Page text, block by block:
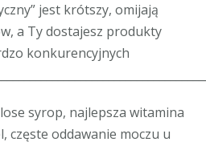
jest krótszy, omijają
a Ty dostajesz produkty
konkurencyjnych
syrop, najlepsza witamina
częste oddawanie moczu u